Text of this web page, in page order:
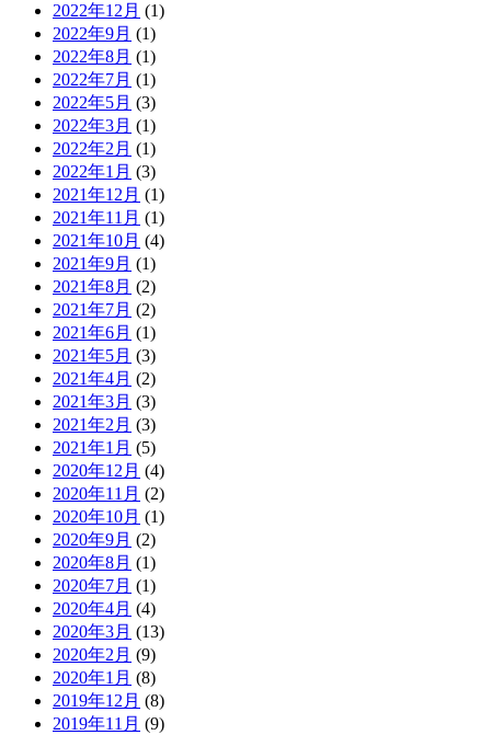
2022年12月 (1)
2022年9月 (1)
2022年8月 (1)
2022年7月 (1)
2022年5月 (3)
2022年3月 (1)
2022年2月 (1)
2022年1月 (3)
2021年12月 (1)
2021年11月 (1)
2021年10月 (4)
2021年9月 (1)
2021年8月 (2)
2021年7月 (2)
2021年6月 (1)
2021年5月 (3)
2021年4月 (2)
2021年3月 (3)
2021年2月 (3)
2021年1月 (5)
2020年12月 (4)
2020年11月 (2)
2020年10月 (1)
2020年9月 (2)
2020年8月 (1)
2020年7月 (1)
2020年4月 (4)
2020年3月 (13)
2020年2月 (9)
2020年1月 (8)
2019年12月 (8)
2019年11月 (9)